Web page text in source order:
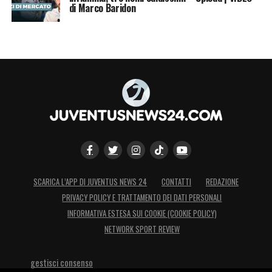
essere un leader caratteriale. Anche Messi è
così: è un leader in campo ma non a livello
LA PLAYLIST DELLE NOSTRE TOP NEWS
di Marco Baridon
SCARICA L’APP DI JUVENTUS NEWS 24 CONTATTI
REDAZIONE
PRIVACY POLICY E TRATTAMENTO DEI DATI PERSONALI
INFORMATIVA ESTESA SUI COOKIE (COOKIE POLICY)
NETWORK SPORT REVIEW
gestisci consenso